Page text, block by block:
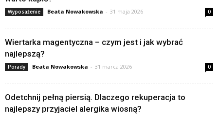
Wyposażenie Beata Nowakowska - 31 maja 2026 0
Wiertarka magentyczna – czym jest i jak wybrać
najlepszą?
Porady Beata Nowakowska - 31 marca 2026 0
Odetchnij pełną piersią. Dlaczego rekuperacja to
najlepszy przyjaciel alergika wiosną?